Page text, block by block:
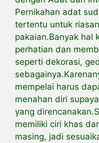
Pernikahan adat
tertentu untuk
pakaian.Banyak hal
perhatian dan
seperti dekorasi,
mempelai harus
menahan diri
yang
memiliki ciri khas
masing, jadi